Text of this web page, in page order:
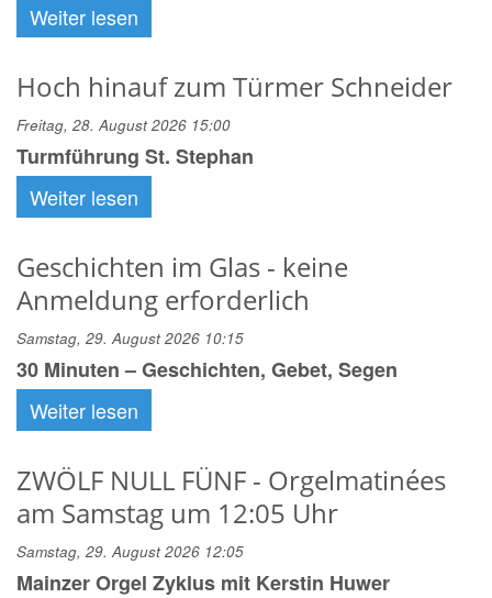
Weiter lesen
Hoch hinauf zum Türmer Schneider
Freitag, 28. August 2026 15:00
Turmführung St. Stephan
Weiter lesen
Geschichten im Glas - keine
Anmeldung erforderlich
Samstag, 29. August 2026 10:15
30 Minuten – Geschichten, Gebet, Segen
Weiter lesen
ZWÖLF NULL FÜNF - Orgelmatinées
am Samstag um 12:05 Uhr
Samstag, 29. August 2026 12:05
Mainzer Orgel Zyklus mit Kerstin Huwer